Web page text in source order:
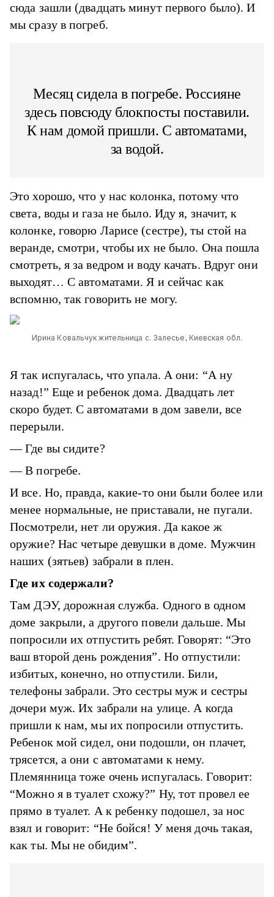
сюда зашли (двадцать минут первого было). И
мы сразу в погреб.
Месяц сидела в погребе. Россияне
здесь повсюду блокпосты поставили.
К нам домой пришли. С автоматами,
за водой.
Это хорошо, что у нас колонка, потому что
света, воды и газа не было. Иду я, значит, к
колонке, говорю Ларисе (сестре), ты стой на
веранде, смотри, чтобы их не было. Она пошла
смотреть, я за ведром и воду качать. Вдруг они
выходят… С автоматами. Я и сейчас как
вспомню, так говорить не могу.
Ирина Ковальчук жительница с. Залесье, Киевская обл.
Я так испугалась, что упала. А они: “А ну
назад!” Еще и ребенок дома. Двадцать лет
скоро будет. С автоматами в дом завели, все
перерыли.
— Где вы сидите?
— В погребе.
И все. Но, правда, какие-то они были более или
менее нормальные, не приставали, не пугали.
Посмотрели, нет ли оружия. Да какое ж
оружие? Нас четыре девушки в доме. Мужчин
наших (зятьев) забрали в плен.
Где их содержали?
Там ДЭУ, дорожная служба. Одного в одном
доме закрыли, а другого повели дальше. Мы
попросили их отпустить ребят. Говорят: “Это
ваш второй день рождения”. Но отпустили:
избитых, конечно, но отпустили. Били,
телефоны забрали. Это сестры муж и сестры
дочери муж. Их забрали на улице. А когда
пришли к нам, мы их попросили отпустить.
Ребенок мой сидел, они подошли, он плачет,
трясется, а они с автоматами к нему.
Племянница тоже очень испугалась. Говорит:
“Можно я в туалет схожу?” Ну, тот провел ее
прямо в туалет. А к ребенку подошел, за нос
взял и говорит: “Не бойся! У меня дочь такая,
как ты. Мы не обидим”.